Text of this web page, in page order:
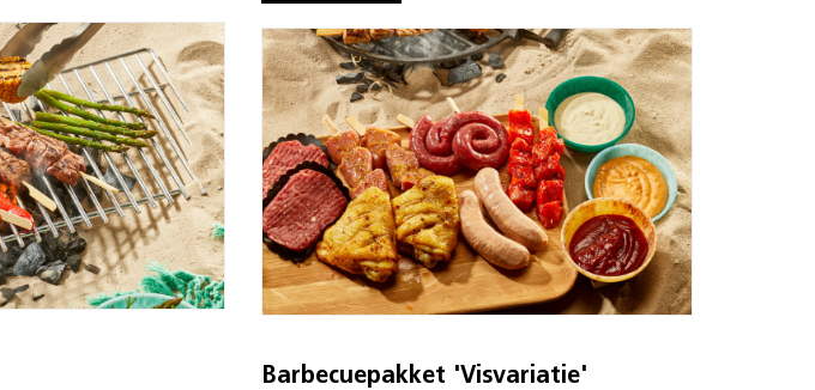
Barbecuepakket 'Visvariatie'